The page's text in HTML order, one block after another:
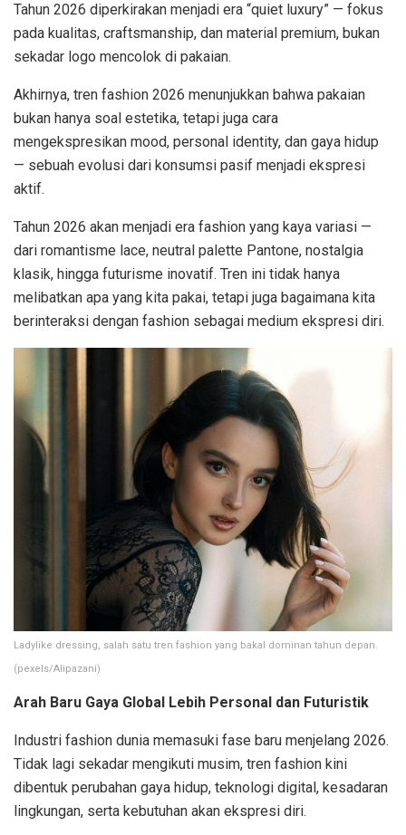
Tahun 2026 diperkirakan menjadi era “quiet luxury” — fokus
pada kualitas, craftsmanship, dan material premium, bukan
sekadar logo mencolok di pakaian.
Akhirnya, tren fashion 2026 menunjukkan bahwa pakaian
bukan hanya soal estetika, tetapi juga cara
mengekspresikan mood, personal identity, dan gaya hidup
— sebuah evolusi dari konsumsi pasif menjadi ekspresi
aktif.
Tahun 2026 akan menjadi era fashion yang kaya variasi —
dari romantisme lace, neutral palette Pantone, nostalgia
klasik, hingga futurisme inovatif. Tren ini tidak hanya
melibatkan apa yang kita pakai, tetapi juga bagaimana kita
berinteraksi dengan fashion sebagai medium ekspresi diri.
Ladylike dressing, salah satu tren fashion yang bakal dominan tahun depan.
(pexels/Alipazani)
Arah Baru Gaya Global Lebih Personal dan Futuristik
Industri fashion dunia memasuki fase baru menjelang 2026.
Tidak lagi sekadar mengikuti musim, tren fashion kini
dibentuk perubahan gaya hidup, teknologi digital, kesadaran
lingkungan, serta kebutuhan akan ekspresi diri.